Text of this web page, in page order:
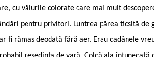
cu vălurile colorate care mai mult
pentru privitori. Luntrea părea ticsită de
fi rămas deodată fără aer. Erau cadânele